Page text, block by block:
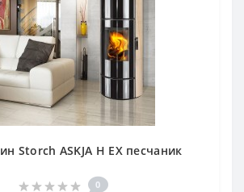
Storch ASKJA H EX песчаник
0